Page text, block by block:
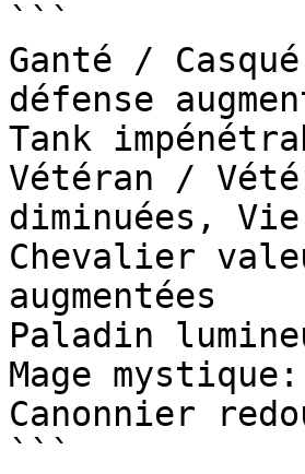
```
Ganté /
défense
Tank
Vétéran /
diminuées, Vie
Chevalier
augmentées
Paladin
Mage
Canonnier
```